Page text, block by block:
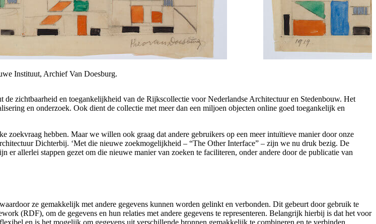
Instituut, Archief Van Doesburg.
zichtbaarheid en toegankelijkheid van de Rijkscollectie voor Nederlandse Architectuur en Stedenbouw. Het
en onderzoek. Ook dient de collectie met meer dan een miljoen objecten online goed toegankelijk en
zoekvraag hebben. Maar we willen ook graag dat andere gebruikers op een meer intuïtieve manier door onze
Dichterbij. ‘Met die nieuwe zoekmogelijkheid – “The Other Interface” – zijn we nu druk bezig. De
er allerlei stappen gezet om die nieuwe manier van zoeken te faciliteren, onder andere door de publicatie van
ze gemakkelijk met andere gegevens kunnen worden gelinkt en verbonden. Dit gebeurt door gebruik te
(RDF), om de gegevens en hun relaties met andere gegevens te representeren. Belangrijk hierbij is dat het voor
en is het mogelijk om gegevens uit verschillende bronnen gemakkelijk te combineren en te verbinden.